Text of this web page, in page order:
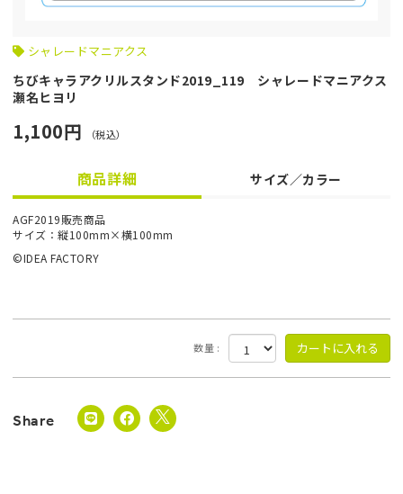
シャレードマニアクス
ちびキャラアクリルスタンド2019_119 シャレードマニアクス
瀬名ヒヨリ
1,100円 （税込）
商品詳細 サイズ／カラー
AGF2019販売商品
サイズ：縦100mm×横100mm
©IDEA FACTORY
数量 :